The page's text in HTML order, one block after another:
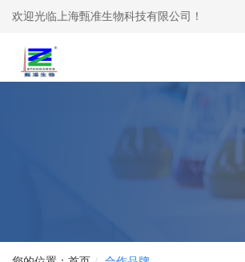
欢迎光临上海甄准生物科技有限公司！